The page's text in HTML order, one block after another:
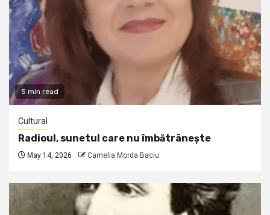
5 min read
Cultural
Radioul, sunetul care nu îmbătrânește
May 14, 2026 Camelia Morda Baciu